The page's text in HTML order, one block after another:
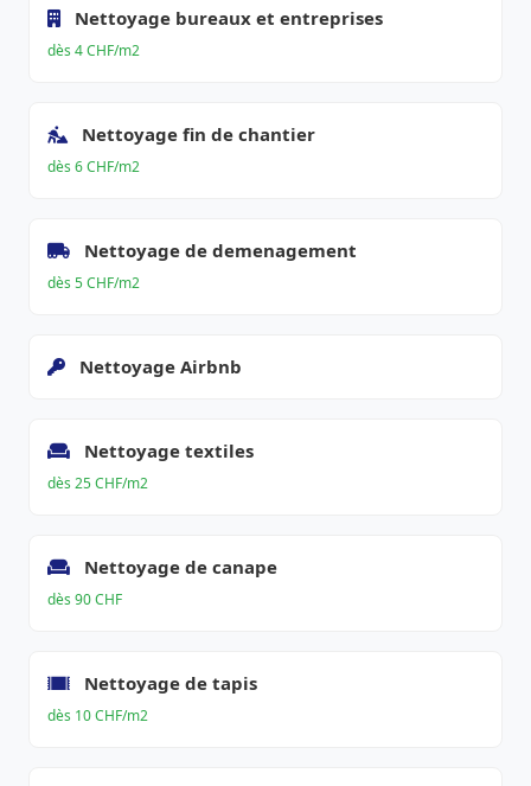
Nettoyage bureaux et entreprises
dès 4 CHF/m2
Nettoyage fin de chantier
dès 6 CHF/m2
Nettoyage de demenagement
dès 5 CHF/m2
Nettoyage Airbnb
Nettoyage textiles
dès 25 CHF/m2
Nettoyage de canape
dès 90 CHF
Nettoyage de tapis
dès 10 CHF/m2